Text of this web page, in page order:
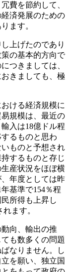
費を節約して、
済発展のための
ます。
上げたのであり
の基本的方向で
つきましては、
きましても、極
ける経済規模に
規模は、最近の
入は18億ドル程
るものと思わ
ものと予想され
するものと存じ
産状況をほぼ横
年度としては昨
基準で154％程
所得も上昇し
ます。
向、輸出の推
も数多くの問題
なりません。し
を願い、独立国